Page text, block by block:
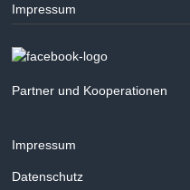
Impressum
Partner und Kooperationen
Impressum
Datenschutz